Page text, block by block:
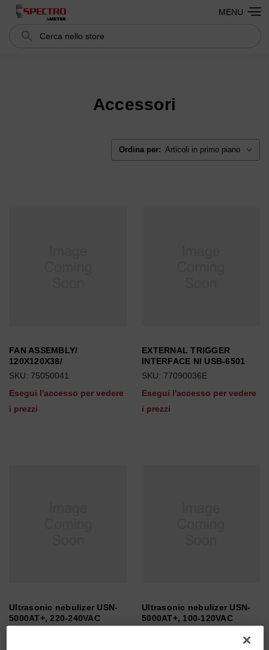
Cerca Search
MENU
Accessori
Ordina per:
FAN ASSEMBLY/
120X120X38/
SKU: 75050041
Esegui l'accesso per vedere
i prezzi
EXTERNAL TRIGGER
INTERFACE NI USB-6501
SKU: 77090036E
Esegui l'accesso per vedere
i prezzi
Ultrasonic nebulizer USN-
5000AT+, 220-240VAC
Ultrasonic nebulizer USN-
5000AT+, 100-120VAC